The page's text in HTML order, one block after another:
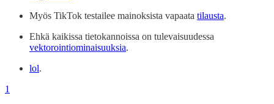
Myös TikTok testailee mainoksista vapaata tilausta.
Ehkä kaikissa tietokannoissa on tulevaisuudessa
vektorointiominaisuuksia.
lol.
1